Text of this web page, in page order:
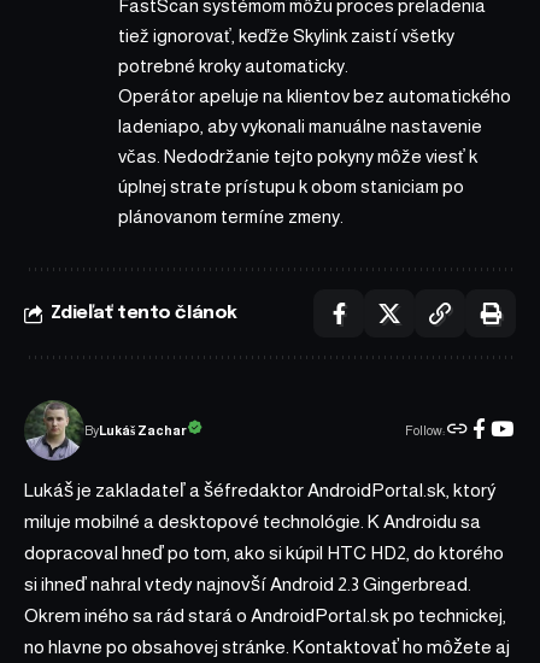
FastScan systémom môžu proces preladenia
tiež ignorovať, keďže Skylink zaistí všetky
potrebné kroky automaticky.
Operátor apeluje na klientov bez automatického
ladeniapo, aby vykonali manuálne nastavenie
včas. Nedodržanie tejto pokyny môže viesť k
úplnej strate prístupu k obom staniciam po
plánovanom termíne zmeny.
Zdieľať tento článok
ByLukáš Zachar Follow:
Lukáš je zakladateľ a šéfredaktor AndroidPortal.sk, ktorý
miluje mobilné a desktopové technológie. K Androidu sa
dopracoval hneď po tom, ako si kúpil HTC HD2, do ktorého
si ihneď nahral vtedy najnovší Android 2.3 Gingerbread.
Okrem iného sa rád stará o AndroidPortal.sk po technickej,
no hlavne po obsahovej stránke. Kontaktovať ho môžete aj